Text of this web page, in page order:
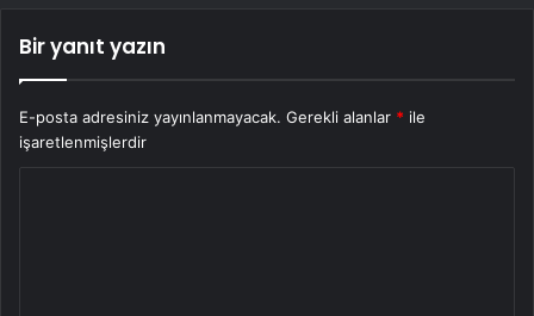
Bir yanıt yazın
E-posta adresiniz yayınlanmayacak. Gerekli alanlar * ile
işaretlenmişlerdir